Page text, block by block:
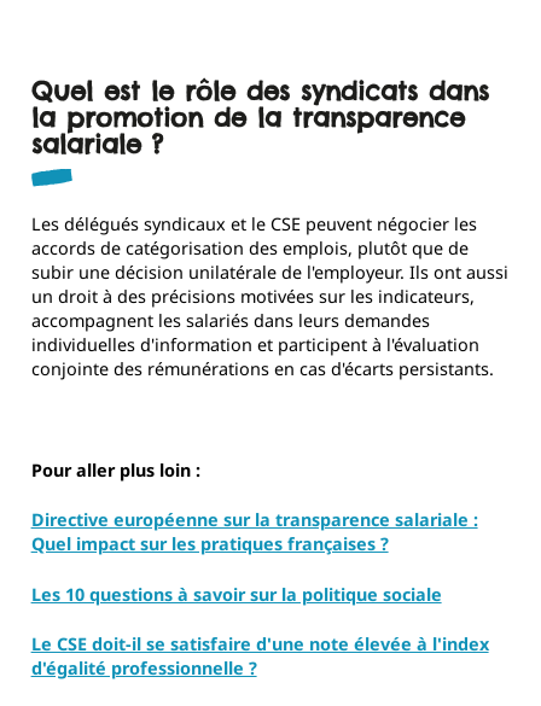
Quel est le rôle des syndicats dans
la promotion de la transparence
salariale ?
Les délégués syndicaux et le CSE peuvent négocier les
accords de catégorisation des emplois, plutôt que de
subir une décision unilatérale de l'employeur. Ils ont aussi
un droit à des précisions motivées sur les indicateurs,
accompagnent les salariés dans leurs demandes
individuelles d'information et participent à l'évaluation
conjointe des rémunérations en cas d'écarts persistants.
Pour aller plus loin :
Directive européenne sur la transparence salariale :
Quel impact sur les pratiques françaises ?
Les 10 questions à savoir sur la politique sociale
Le CSE doit-il se satisfaire d'une note élevée à l'index
d'égalité professionnelle ?